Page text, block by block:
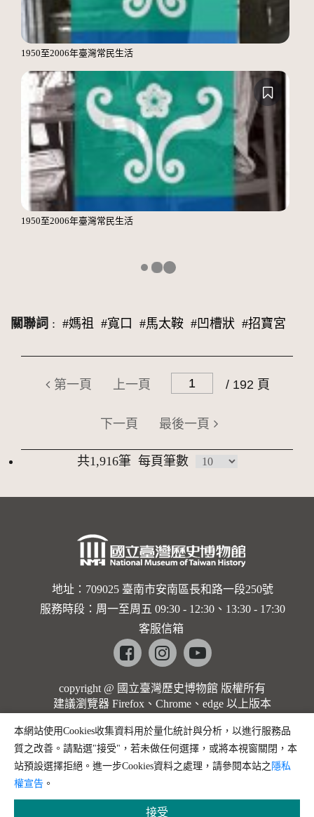
1950至2006年臺灣常民生活
1950至2006年臺灣常民生活
關聯詞 : #媽祖 #寬口 #馬太鞍 #凹槽狀 #招寶宮
第一頁 上一頁 / 192 頁
下一頁 最後一頁
共1,916筆 每頁筆數
地址：709025 臺南市安南區長和路一段250號
服務時段：周一至周五 09:30 - 12:30、13:30 - 17:30
客服信箱
Facebookinstagramyoutube
copyright @ 國立臺灣歷史博物館 版權所有
建議瀏覽器 Firefox、Chrome、edge 以上版本
本網站使用Cookies收集資料用於量化統計與分析，以進行服務品
質之改善。請點選"接受"，若未做任何選擇，或將本視窗關閉，本
站預設選擇拒絕。進一步Cookies資料之處理，請參閱本站之 隱私
權宣告 。
接受